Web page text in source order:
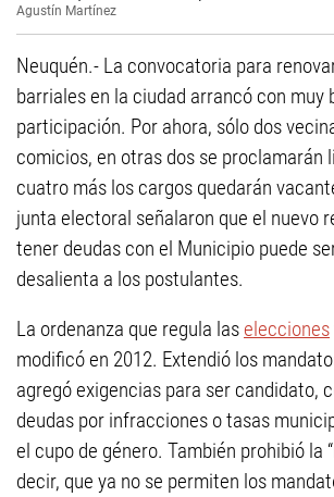
Agustín Martínez
Neuquén.- La convocatoria para
barriales en la ciudad arrancó con muy
participación. Por ahora, sólo dos
comicios, en otras dos se proclamarán
cuatro más los cargos quedarán
junta electoral señalaron que el nuevo
tener deudas con el Municipio puede
desalienta a los postulantes.
La ordenanza que regula las elecciones
modificó en 2012. Extendió los
agregó exigencias para ser candidato,
deudas por infracciones o tasas
el cupo de género. También prohibió la
decir, que ya no se permiten los